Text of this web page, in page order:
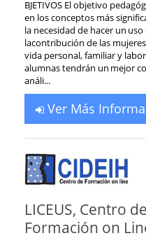
BJETIVOS El objetivo
en los conceptos más
la necesidad de hacer un
lacontribución de las
vida personal, familiar y
alumnas tendrán un mejor
análi...
Ver Más
LICEUS, Centro de
Formación on